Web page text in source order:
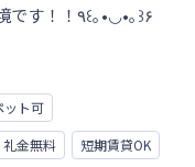
8分！ 通勤・通学に便利なアクセス環境です！！٩꒰｡•◡•｡꒱۶
ット可
金無料
短期賃貸OK